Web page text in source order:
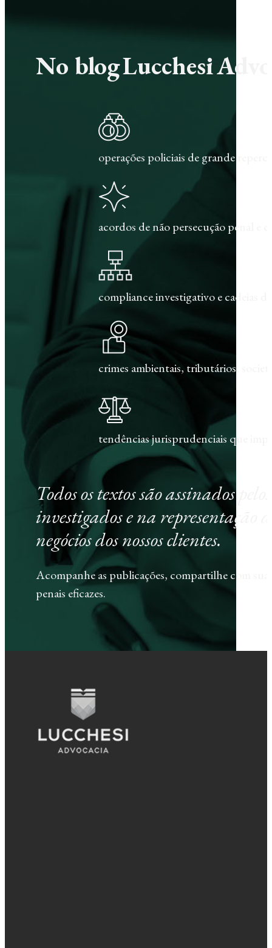
No blog Lucchesi
operações policiais de grande
acordos de não persecução penal e
compliance investigativo e cadeias
crimes ambientais, tributários,
tendências jurisprudenciais que
Todos os textos são assinados
investigados e na representação
negócios dos nossos clientes.
Acompanhe as publicações, compartilhe com
penais eficazes.